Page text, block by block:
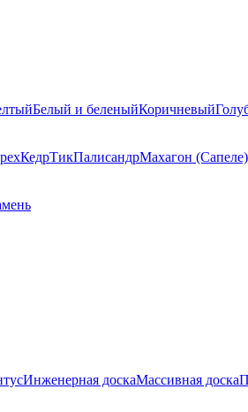
Белый и беленыйКоричневый
КедрТикПалисандрМахагон (Сапеле)
Инженерная доскаМассивная доска